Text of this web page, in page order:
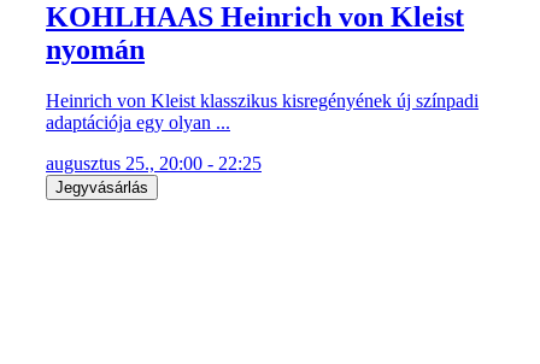
KOHLHAAS Heinrich von Kleist
nyomán
Heinrich von Kleist klasszikus kisregényének új színpadi
adaptációja egy olyan ...
augusztus 25., 20:00 - 22:25
Jegyvásárlás